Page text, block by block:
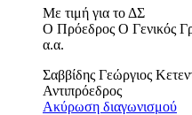
Με τιμή για το ΔΣ
Ο Πρόεδρος Ο Γενικός
α.α.
Σαββίδης Γεώργιος
Αντιπρόεδρος
Ακύρωση διαγωνισμού